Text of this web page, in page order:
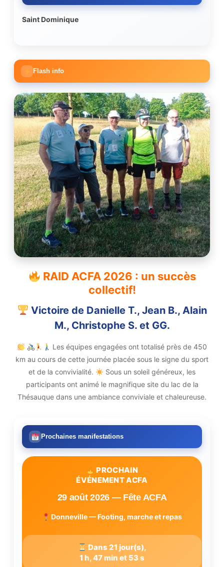
Saint Dominique
Flash info
RAID ACFA 2026 : un succès
collectif!
Victoire de Danielle T., Jean B., Alain
M., Christophe S. et GG.
Les équipes engagées ont totalisé près de 450
km au cours de cette journée placée sous le signe du sport
et de la convivialité.
Sous un soleil généreux, les
participants ont animé le magnifique site du lac de la
Thésauque dans une ambiance conviviale et chaleureuse.
Prochaines manifestations
PROCHAIN
ÉVÉNEMENT ACFA
29 août 2026 — Fête ACFA
Donneville — Footing, marche et repas
Dans 21 jour(s),
1 h, 47 min et 52 s